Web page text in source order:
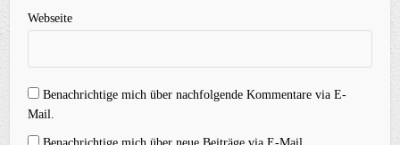
Webseite
Benachrichtige mich über nachfolgende Kommentare via E-
Mail.